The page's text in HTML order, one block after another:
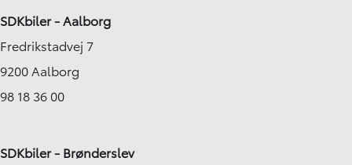
SDKbiler - Aalborg
Fredrikstadvej 7
9200 Aalborg
98 18 36 00
SDKbiler - Brønderslev